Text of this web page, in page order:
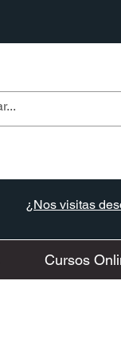
¿Nos visitas
Cursos